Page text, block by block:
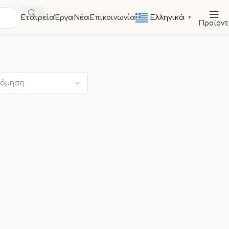
Εταιρεία Έργα Νέα Επικοινωνία Ελληνικά ▼